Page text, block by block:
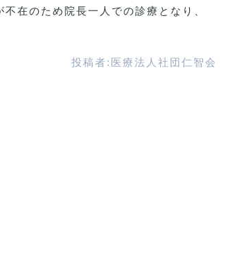
在のため院長一人での診療となり、
投稿者: 医療法人社団仁智会